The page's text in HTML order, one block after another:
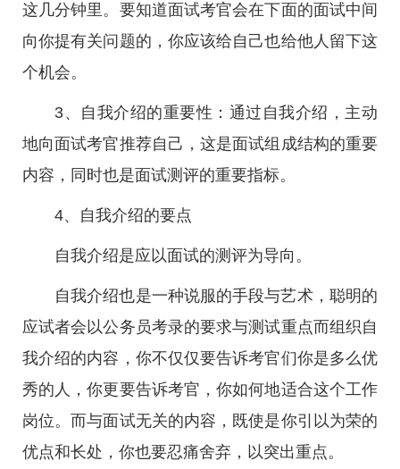
这几分钟里。要知道面试考官会在下面的面试中间
向你提有关问题的，你应该给自己也给他人留下这
个机会。
3、自我介绍的重要性：通过自我介绍，主动
地向面试考官推荐自己，这是面试组成结构的重要
内容，同时也是面试测评的重要指标。
4、自我介绍的要点
自我介绍是应以面试的测评为导向。
自我介绍也是一种说服的手段与艺术，聪明的
应试者会以公务员考录的要求与测试重点而组织自
我介绍的内容，你不仅仅要告诉考官们你是多么优
秀的人，你更要告诉考官，你如何地适合这个工作
岗位。而与面试无关的内容，既使是你引以为荣的
优点和长处，你也要忍痛舍弃，以突出重点。